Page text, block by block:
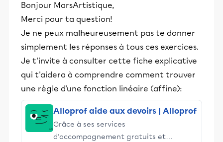
Bonjour MarsArtistique,
Merci pour ta question!
Je ne peux malheureusement pas te donner
simplement les réponses à tous ces exercices.
Je t'invite à consulter cette fiche explicative
qui t'aidera à comprendre comment trouver
une règle d'une fonction linéaire (affine):
Alloprof aide aux devoirs | Alloprof
Grâce à ses services
d’accompagnement gratuits et